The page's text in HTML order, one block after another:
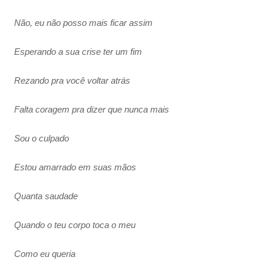
Não, eu não posso mais ficar assim
Esperando a sua crise ter um fim
Rezando pra você voltar atrás
Falta coragem pra dizer que nunca mais
Sou o culpado
Estou amarrado em suas mãos
Quanta saudade
Quando o teu corpo toca o meu
Como eu queria